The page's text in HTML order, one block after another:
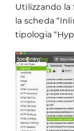
Utilizzando la
la scheda
tipologia